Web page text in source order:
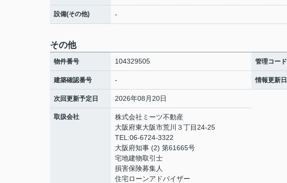
設備(その他) -
その他
物件番号 104329505 管理コード
建築確認番号 - 情報更新日
次回更新予定日 2026年08月20日
取扱会社
株式会社ミーツ不動産
大阪府東大阪市荒川３丁目24-25
TEL:06-6724-3322
大阪府知事 (2) 第61665号
宅地建物取引士
損害保険募集人
住宅ローンアドバイザー